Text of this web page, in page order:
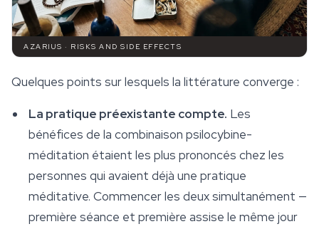
AZARIUS · RISKS AND SIDE EFFECTS
Quelques points sur lesquels la littérature converge :
La pratique préexistante compte. Les
bénéfices de la combinaison psilocybine-
méditation étaient les plus prononcés chez les
personnes qui avaient déjà une pratique
méditative. Commencer les deux simultanément —
première séance et première assise le même jour